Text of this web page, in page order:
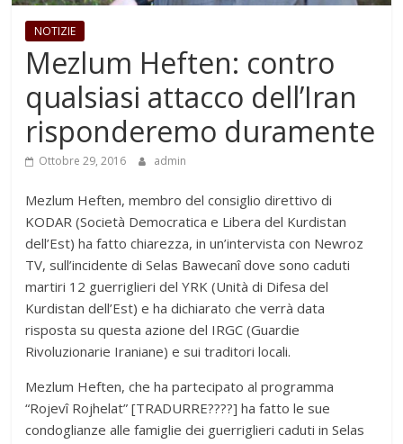
NOTIZIE
Mezlum Heften: contro
qualsiasi attacco dell’Iran
risponderemo duramente
Ottobre 29, 2016 admin
Mezlum Heften, membro del consiglio direttivo di
KODAR (Società Democratica e Libera del Kurdistan
dell’Est) ha fatto chiarezza, in un’intervista con Newroz
TV, sull’incidente di Selas Bawecanî dove sono caduti
martiri 12 guerriglieri del YRK (Unità di Difesa del
Kurdistan dell’Est) e ha dichiarato che verrà data
risposta su questa azione del IRGC (Guardie
Rivoluzionarie Iraniane) e sui traditori locali.
Mezlum Heften, che ha partecipato al programma
“Rojevî Rojhelat” [TRADURRE????] ha fatto le sue
condoglianze alle famiglie dei guerriglieri caduti in Selas